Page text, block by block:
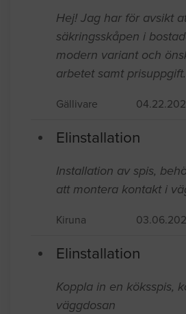
Hej! Jag har för avsikt
säkringsskåpen i
modern variant och
arbetet samt prisuppgift.
Gällivare
Elinstallation
Installation av spis,
att montera kontakt i
Kiruna
Elinstallation
Koppla in en köksspis,
väggdosan